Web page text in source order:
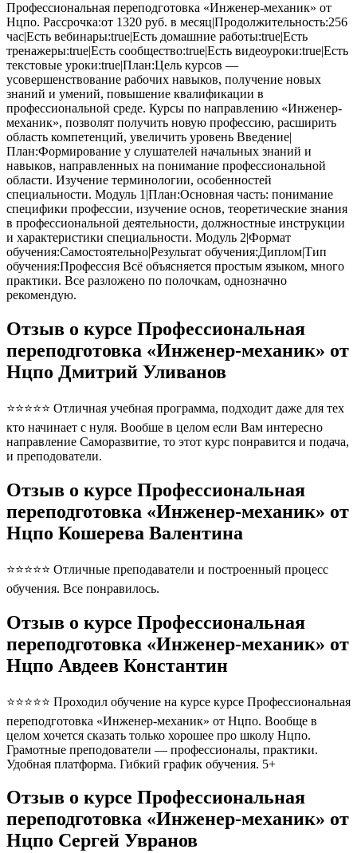
Профессиональная переподготовка «Инженер-механик» от
Нцпо. Рассрочка:от 1320 руб. в месяц|Продолжительность:256
час|Есть вебинары:true|Есть домашние работы:true|Есть
тренажеры:true|Есть сообщество:true|Есть видеоуроки:true|Есть
текстовые уроки:true|План:Цель курсов —
усовершенствование рабочих навыков, получение новых
знаний и умений, повышение квалификации в
профессиональной среде. Курсы по направлению «Инженер-
механик», позволят получить новую профессию, расширить
область компетенций, увеличить уровень Введение|
План:Формирование у слушателей начальных знаний и
навыков, направленных на понимание профессиональной
области. Изучение терминологии, особенностей
специальности. Модуль 1|План:Основная часть: понимание
специфики профессии, изучение основ, теоретические знания
в профессиональной деятельности, должностные инструкции
и характеристики специальности. Модуль 2|Формат
обучения:Самостоятельно|Результат обучения:Диплом|Тип
обучения:Профессия Всё объясняется простым языком, много
практики. Все разложено по полочкам, однозначно
рекомендую.
Отзыв о курсе Профессиональная
переподготовка «Инженер-механик» от
Нцпо Дмитрий Уливанов
⭐⭐⭐⭐⭐ Отличная учебная программа, подходит даже для тех
кто начинает с нуля. Вообше в целом если Вам интересно
направление Саморазвитие, то этот курс понравится и подача,
и преподователи.
Отзыв о курсе Профессиональная
переподготовка «Инженер-механик» от
Нцпо Кошерева Валентина
⭐⭐⭐⭐⭐ Отличные преподаватели и построенный процесс
обучения. Все понравилось.
Отзыв о курсе Профессиональная
переподготовка «Инженер-механик» от
Нцпо Авдеев Константин
⭐⭐⭐⭐⭐ Проходил обучение на курсе курсе Профессиональная
переподготовка «Инженер-механик» от Нцпо. Вообще в
целом хочется сказать только хорошее про школу Нцпо.
Грамотные преподователи — профессионалы, практики.
Удобная платформа. Гибкий график обучения. 5+
Отзыв о курсе Профессиональная
переподготовка «Инженер-механик» от
Нцпо Сергей Увранов